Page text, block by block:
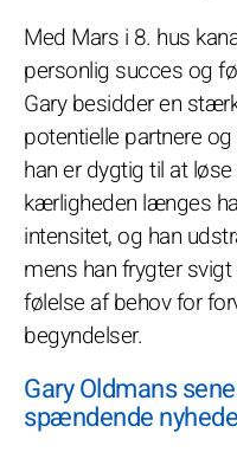
Med Mars i 8. hus
personlig succes og
Gary besidder en
potentielle partnere
han er dygtig til at
kærligheden længes
intensitet, og han
mens han frygter
følelse af behov for
begyndelser.
Gary Oldmans
spændende